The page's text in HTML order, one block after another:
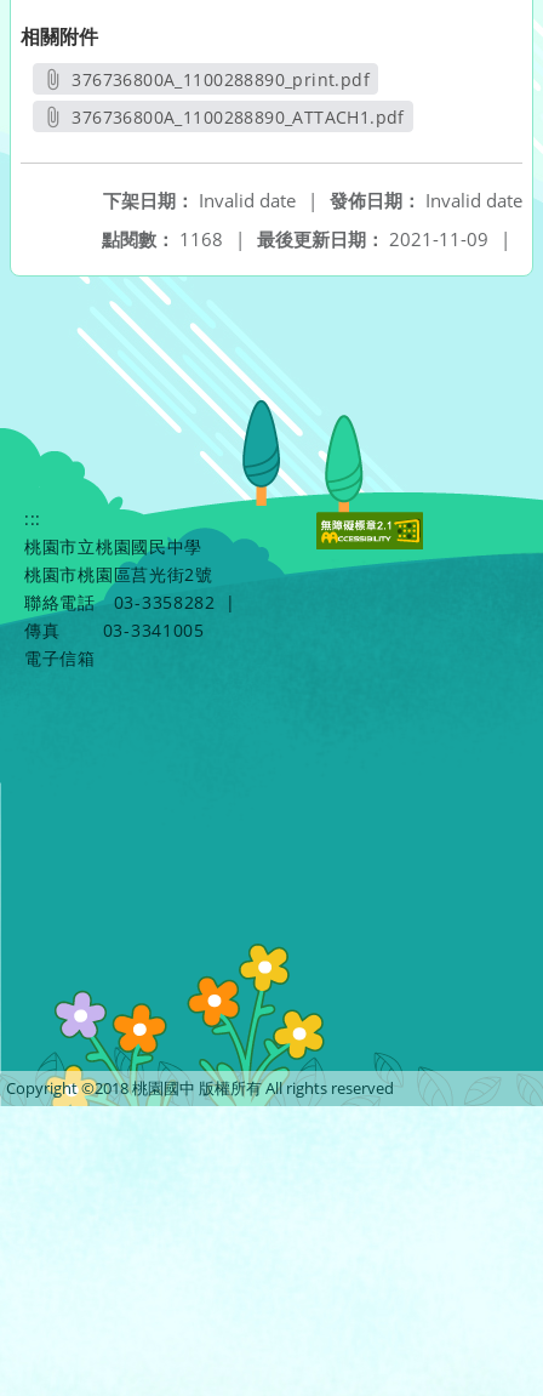
相關附件
376736800A_1100288890_print.pdf
另開新視窗
376736800A_1100288890_ATTACH1.pdf
發佈日期： Invalid date
下架日期： Invalid date
|
最後更新日期： 2021-11-09 |
點閱數： 1168 |
:::
桃園市立桃園國民中學
桃園市桃園區莒光街2號
聯絡電話
03-3358282
|
傳真
03-3341005
電子信箱
Copyright ©2018 桃園國中 版權所有 All rights reserved